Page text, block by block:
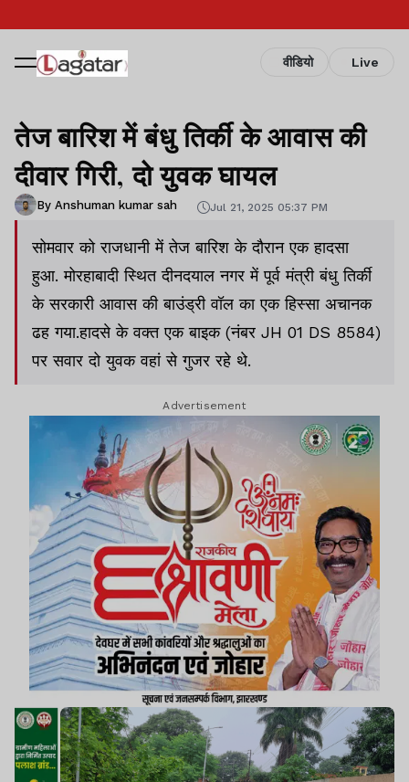
वीडियो Live
तेज बारिश में बंधु तिर्की के आवास की
दीवार गिरी, दो युवक घायल
By Anshuman kumar sah Jul 21, 2025 05:37 PM
सोमवार को राजधानी में तेज बारिश के दौरान एक हादसा
हुआ. मोरहाबादी स्थित दीनदयाल नगर में पूर्व मंत्री बंधु तिर्की
के सरकारी आवास की बाउंड्री वॉल का एक हिस्सा अचानक
ढह गया.हादसे के वक्त एक बाइक (नंबर JH 01 DS 8584)
पर सवार दो युवक वहां से गुजर रहे थे.
Advertisement